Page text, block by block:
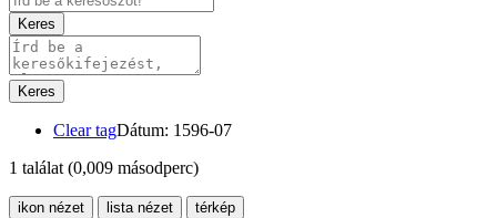
Keres
Keres
Clear tagDátum: 1596-07
1 találat (0,009 másodperc)
ikon nézet lista nézet térkép